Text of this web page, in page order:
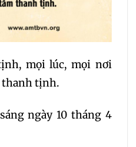
mọi lúc, mọi nơi
thanh tịnh.
ngày 10 tháng 4